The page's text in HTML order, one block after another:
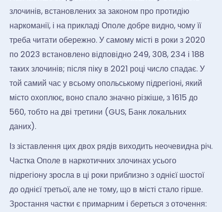
злочинів, встановлених за законом про протидію
наркоманії, і на прикладі Ополе добре видно, чому її
треба читати обережно. У самому місті в роки з 2020
по 2023 встановлено відповідно 249, 308, 234 і 188
таких злочинів; після піку в 2021 році число спадає. У
той самий час у всьому опольському підрегіоні, який
місто охоплює, воно спало значно різкіше, з 1615 до
560, тобто на дві третини (GUS, Банк локальних
даних).
Із зіставлення цих двох рядів виходить неочевидна річ.
Частка Ополе в наркотичних злочинах усього
підрегіону зросла в ці роки приблизно з однієї шостої
до однієї третьої, але не тому, що в місті стало гірше.
Зростання частки є примарним і береться з оточення: